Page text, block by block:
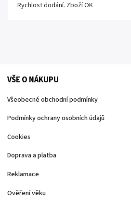
Rychlost dodání. Zboží OK
VŠE O NÁKUPU
Všeobecné obchodní podmínky
Podmínky ochrany osobních údajů
Cookies
Doprava a platba
Reklamace
Ověření věku